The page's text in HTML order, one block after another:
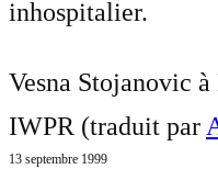
inhospitalier.
Vesna Stojanovic
IWPR (traduit par
13 septembre 1999